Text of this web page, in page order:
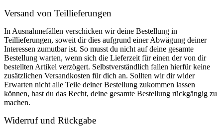
Versand von Teillieferungen
In Ausnahmefällen verschicken wir deine Bestellung in
Teillieferungen, soweit dir dies aufgrund einer Abwägung deiner
Interessen zumutbar ist. So musst du nicht auf deine gesamte
Bestellung warten, wenn sich die Lieferzeit für einen der von dir
bestellten Artikel verzögert. Selbstverständlich fallen hierfür keine
zusätzlichen Versandkosten für dich an. Sollten wir dir wider
Erwarten nicht alle Teile deiner Bestellung zukommen lassen
können, hast du das Recht, deine gesamte Bestellung rückgängig zu
machen.
Widerruf und Rückgabe